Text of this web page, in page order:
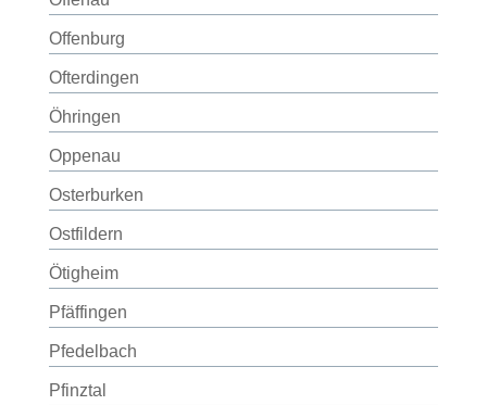
Offenburg
Ofterdingen
Öhringen
Oppenau
Osterburken
Ostfildern
Ötigheim
Pfäffingen
Pfedelbach
Pfinztal